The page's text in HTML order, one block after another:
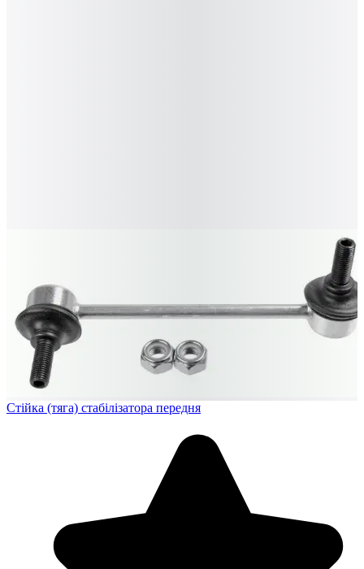
Стійка (тяга) стабілізатора передня